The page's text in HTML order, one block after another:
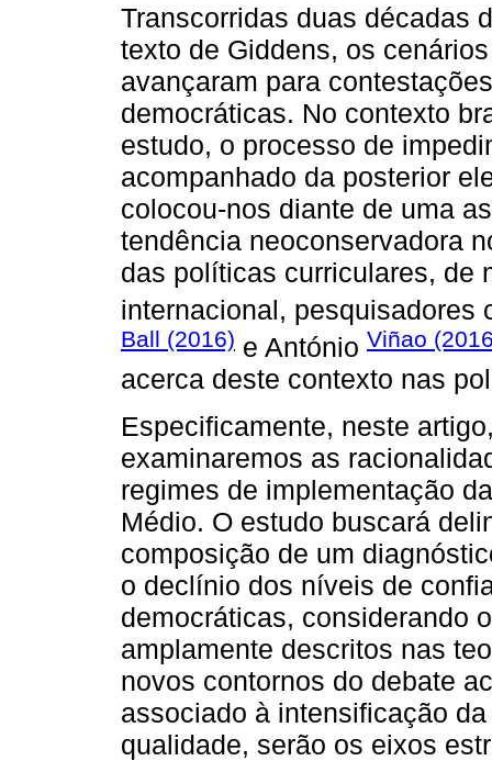
Transcorridas duas décadas
texto de Giddens, os
avançaram para
democráticas. No contexto
estudo, o processo de
acompanhado da posterior
colocou-nos diante de uma
tendência neoconservadora
das políticas curriculares, de
internacional, pesquisadores
Ball (2016) e António Viñao
acerca deste contexto nas
Especificamente, neste
examinaremos as
regimes de implementação
Médio. O estudo buscará
composição de um
o declínio dos níveis de
democráticas, considerando
amplamente descritos nas
novos contornos do debate
associado à intensificação
qualidade, serão os eixos